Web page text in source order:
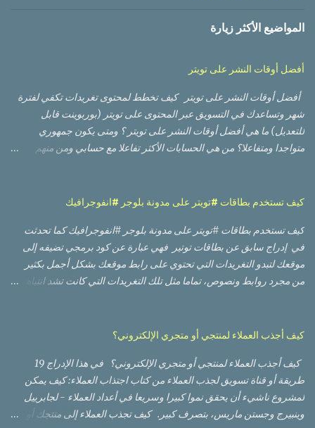
المواضيع الأكثر زيارة
أفضل أوقات النشر على تويتر
أفضل أوقات النشر على تويتر كيف تخطط لمحتوى تغريدات تكفي لفترة
شهر وتساعدك في التسويق عبر المحتوى على تويتر (بوربوينت قابل
للتعديل) ما هي أفضل أوقات النشر على تويتر ؟ ومتى يكون جمهوري
متواجدا ومتفاعلا؟ من هي الحسابات الأكثر تفاعلا مع حسابي ومن منهم
الفيديوهات كان أداؤها أفضل؟ لا بد من أنك قرأت أو مررت على العديد من
والإجازة في تلك الدول، وعليك إعادة تقدير الأوقات لتناسب دولتك
وجمهورك، وقد يعمل أو لا يعمل، والسبب ظروف أخرى مثل كونهم مثلا
يتنقلون بوسائل النقل العام، مما يعطيهم وقتا. أكبر لتفقد حساباتهم على
منصات التواصل الاجتماعي قبل البدء بالعمل وبعد إنهاء العمل، بينما في
أمرا صعبا، لكن الخبر الجيد هو أنه يمكنك الوصول إلى تلك المعلومة عن
كيف تستخدم بطاقات #تويتر على مدونة بلوجر #انفوجرافيك
كيف تستخدم بطاقات #تويتر على مدونة بلوجر #انفوجرافيك كما تحدثت
في إدراج سابق عن بطاقات توتير فهي عبارة عن كود برمجي تضيفه إلى
موقعك لتبدو التغريدات التي تحتوي على رابط موقعك بشكل أجمل بكثير
من مجرد روابط ونصوص، تماما مثل تلك التغريدات التي كانت تشد انتباهنا
سأتحدث اليوم عن طريقة إضاقتها على مدونة بلوجر أو بلوج سبوت.
كيف تضيف بطاقة تويتر على موقع بلوجر: 1- اذهب إلى صفحة التحكم في
المدونة 2- انقر على Theme من القائمة (على اليسار في الإنجليزية) 3-
من أعلى الصفحة تحت My Theme انقر على السهم المجاور
لCUSTOMIZE واختر Edit HTML 4- ابحث في الكود البرمجي عن:
كيف أجذب العملاء لمنتجي أو متجري الإلكتروني؟
كيف أجذب العملاء لمنتجي أو متجري الإلكتروني؟ في هذا الإدراج 19
طريقة أو قناة تسويق لجذب العملاء من كتاب اجتذاب العملاء: كيف يمكن
لمشروع ناشيء أن يحقق نموا كبيرا وسريعا في أعداد العملاء - لجابرييل
وينبيرج وجستن ماريس، بتصرف كبير. كيف تجذب العملاء إلى منتجك أو